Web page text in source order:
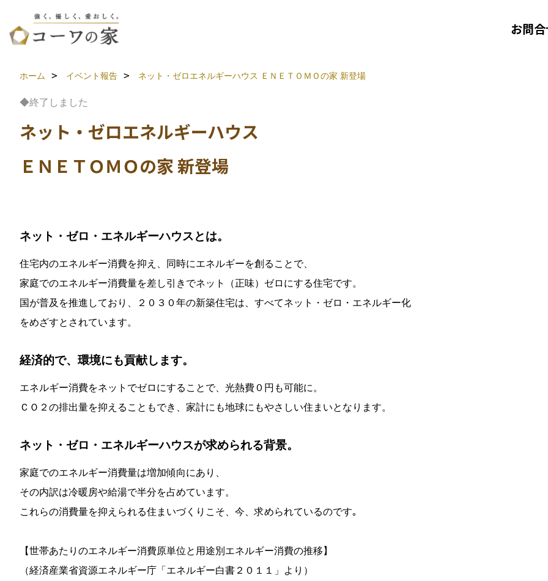
お問
ホーム イベント報告 ネット・ゼロエネルギーハウス ＥＮＥＴＯＭＯの家 新登場
◆終了しました
ネット・ゼロエネルギーハウス
ＥＮＥＴＯＭＯの家 新登場
ネット・ゼロ・エネルギーハウスとは。
住宅内のエネルギー消費を抑え、同時にエネルギーを創ることで、
家庭でのエネルギー消費量を差し引きでネット（正味）ゼロにする住宅です。
国が普及を推進しており、２０３０年の新築住宅は、すべてネット・ゼロ・エネルギー化
をめざすとされています。
経済的で、環境にも貢献します。
エネルギー消費をネットでゼロにすることで、光熱費０円も可能に。
ＣＯ２の排出量を抑えることもでき、家計にも地球にもやさしい住まいとなります。
ネット・ゼロ・エネルギーハウスが求められる背景。
家庭でのエネルギー消費量は増加傾向にあり、
その内訳は冷暖房や給湯で半分を占めています。
これらの消費量を抑えられる住まいづくりこそ、今、求められているのです｡
【世帯あたりのエネルギー消費原単位と用途別エネルギー消費の推移】
（経済産業省資源エネルギー庁「エネルギー白書２０１１」より）